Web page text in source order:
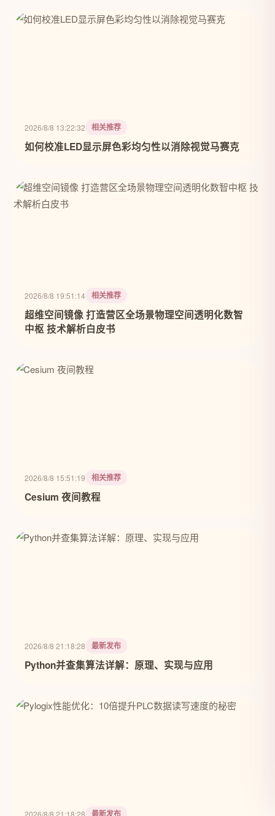
2026/8/8 13:22:32 相关推荐
如何校准LED显示屏色彩均匀性以消除视觉马赛克
2026/8/8 19:51:14 相关推荐
超维空间镜像 打造营区全场景物理空间透明化数智
中枢 技术解析白皮书
2026/8/8 15:51:19 相关推荐
Cesium 夜间教程
2026/8/8 21:18:28 最新发布
Python并查集算法详解：原理、实现与应用
2026/8/8 21:18:28 最新发布